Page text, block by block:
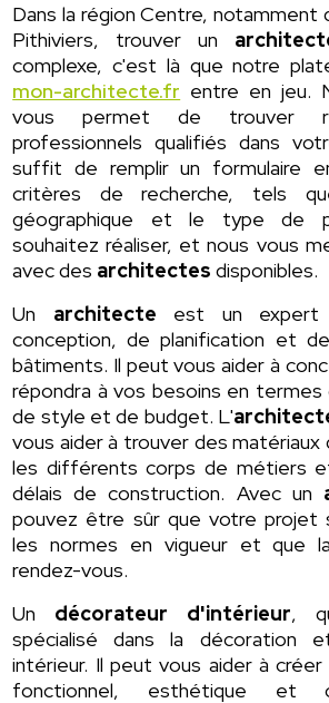
Dans la région Centre, notamment
Pithiviers, trouver un
complexe, c'est là que notre
mon-architecte.fr entre en jeu.
vous permet de trouver
professionnels qualifiés dans
suffit de remplir un formulaire
critères de recherche, tels
géographique et le type de
souhaitez réaliser, et nous vous
avec des architectes disponibles.
Un architecte est un expert
conception, de planification et
bâtiments. Il peut vous aider à
répondra à vos besoins en
de style et de budget. L'
vous aider à trouver des matériaux
les différents corps de métiers
délais de construction. Avec un
pouvez être sûr que votre projet
les normes en vigueur et que
rendez-vous.
Un décorateur d'intérieur,
spécialisé dans la décoration
intérieur. Il peut vous aider à
fonctionnel, esthétique et